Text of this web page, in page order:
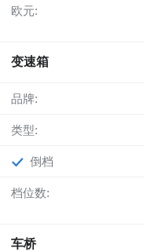
欧元:
变速箱
品牌:
类型:
倒档
档位数:
车桥